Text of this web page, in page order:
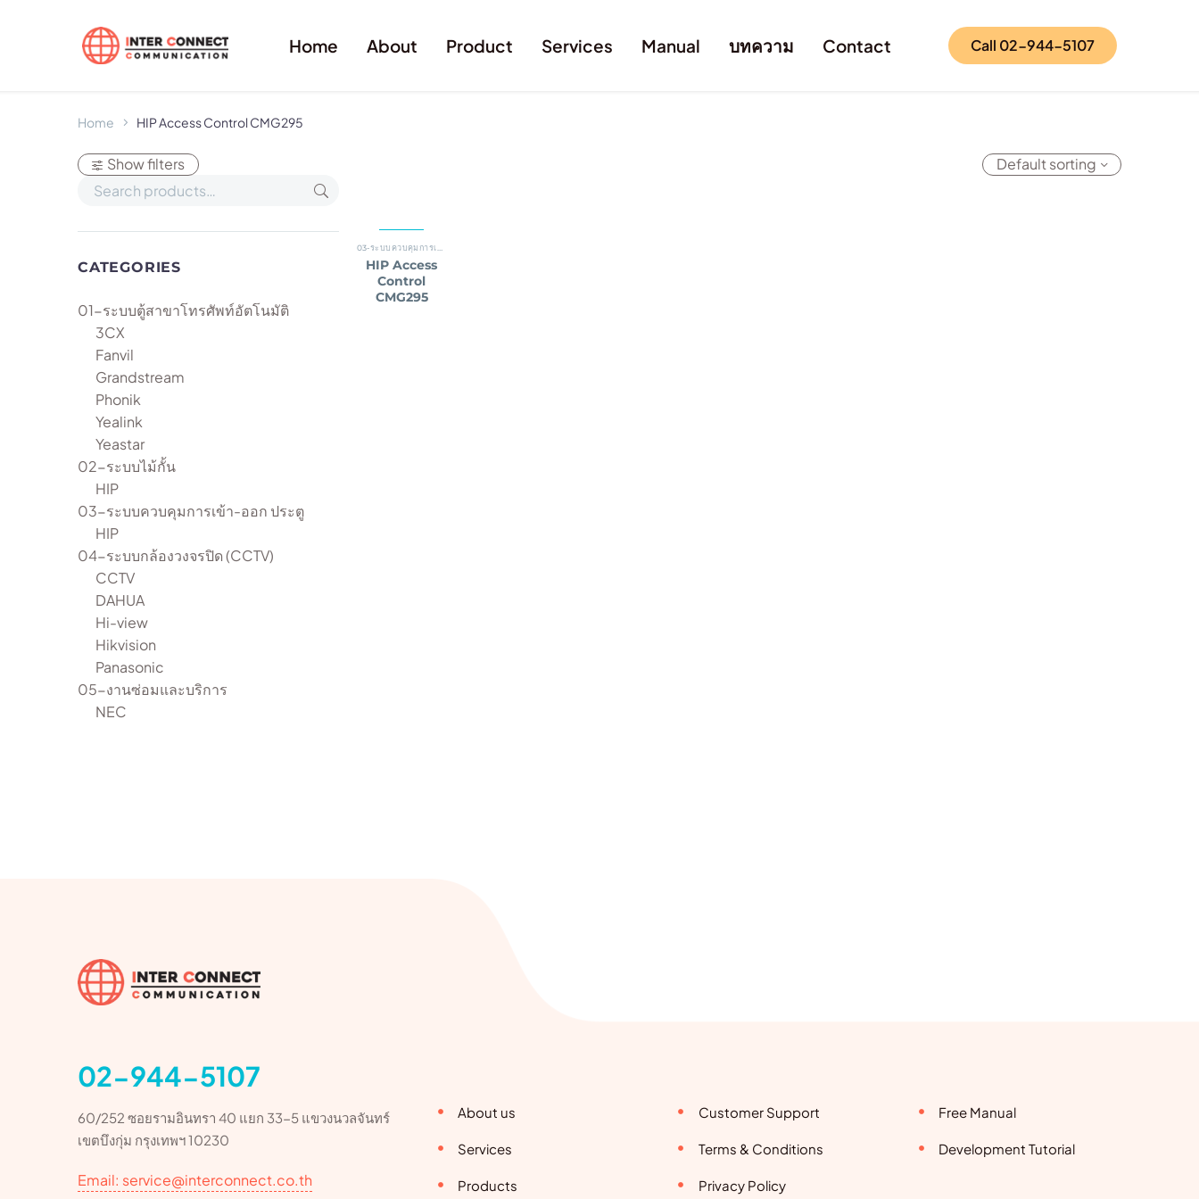
Home About Product Services Manual บทความ Contact Call 02-944-5107
Home HIP Access Control CMG295
Show filters
CATEGORIES
01-ระบบตู้สาขาโทรศัพท์อัตโนมัติ
3CX
Fanvil
Grandstream
Phonik
Yealink
Yeastar
02-ระบบไม้กั้น
HIP
03-ระบบควบคุมการเข้า-ออก ประตู
HIP
04-ระบบกล้องวงจรปิด (CCTV)
CCTV
DAHUA
Hi-view
Hikvision
Panasonic
05-งานซ่อมและบริการ
NEC
Default sorting
HIP Access
Control
CMG295
02-944-5107
60/252 ซอยรามอินทรา 40 แยก 33-5 แขวงนวลจันทร์
เขตบึงกุ่ม กรุงเทพฯ 10230
Email: service@interconnect.co.th
About us
Services
Products
Customer Support
Terms & Conditions
Privacy Policy
Free Manual
Development Tutorial